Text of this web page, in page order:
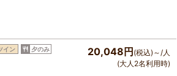
イン 夕のみ 20,048円 (税込)～/人
(大人2名利用時)